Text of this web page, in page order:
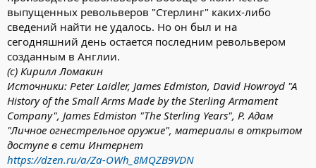
выпущенных револьверов "Стерлинг" каких-либо
сведений найти не удалось. Но он был и на
сегодняшний день остается последним револьвером
созданным в Англии.
(с) Кирилл Ломакин
Источники: Peter Laidler, James Edmiston, David Howroyd "A
History of the Small Arms Made by the Sterling Armament
Company", James Edmiston "The Sterling Years", Р. Адам
"Личное огнестрельное оружие", материалы в открытом
доступе в сети Интернет
https://dzen.ru/a/Za-OWh_8MQZB9VDN